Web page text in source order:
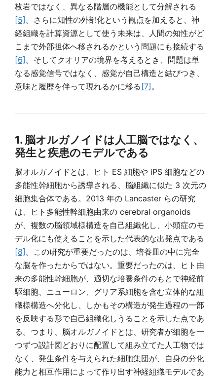
枚岩ではなく、異なる階層の機能として分解される
[5] 。さらに知性の外部化という観点を加えると、神
経組織を計算資源として使う未来は、人間の知性がど
こまで外部担体へ移されるかという問題にも接続する
[6] 。そしてクオリアの境界を考えるとき、問題は単
なる感覚信号ではなく、感覚が自己構造と結びつき、
意味と履歴を伴って現れるかに移る [7] 。
1. 脳オルガノイドは人工脳ではなく、
発生と疾患のモデルである
脳オルガノイドとは、ヒト ES 細胞や iPS 細胞などの
多能性幹細胞から誘導される、脳組織に似た 3 次元の
細胞集合体である。2013 年の Lancaster らの研究
は、ヒト多能性幹細胞由来の cerebral organoids
が、複数の脳領域様構造を自己組織化し、小頭症のモ
デル化にも使えることを示した代表的な出発点である
[8] 。この研究が重要だったのは、培養皿の中に完全
な脳を作ったからではない。重要だったのは、ヒト由
来の多能性幹細胞が、適切な培養条件のもとで神経前
駆細胞、ニューロン、グリア系細胞を含む立体的な組
織様構造へ分化し、しかもその構造が発生過程の一部
を反映する形で自己組織化しうることを示した点であ
る。つまり、脳オルガノイドとは、研究者が細胞を一
つずつ設計図どおりに配置して組み立てた人工物では
なく、発生条件を与えられた細胞集団が、自身の分化
能力と相互作用によって作り出す神経組織モデルであ